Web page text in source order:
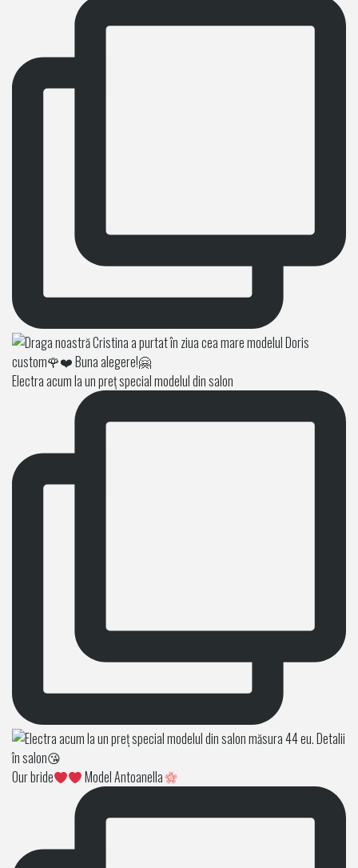
Electra acum la un preț special modelul din salon
Our bride Model Antoanella